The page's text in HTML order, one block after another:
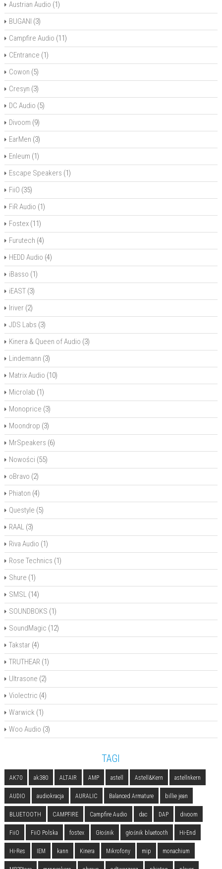
Austrian Audio (1)
BUGANI (3)
Campfire Audio (11)
CEntrance (1)
Cowon (5)
Cresyn (3)
DC Audio (5)
Divoom (9)
EarMen (3)
Enleum (1)
Escape Speakers (1)
FiiO (35)
FiR Audio (1)
Fostex(11)
Furutech (4)
HEDD Audio (4)
iBasso (1)
iEAST(3)
Iriver (2)
JDS Labs (3)
Kinera & Queen of Audio (3)
Lindemann (3)
Matrix Audio (10)
Microlab (1)
Monoprice (3)
Moondrop (3)
MrSpeakers (6)
Nowości (55)
oBravo (2)
Phiaton (4)
Questyle (5)
RAAL(3)
Riva Audio (1)
Rose Technics (1)
Shure (1)
SMSL(14)
SOUNDBOKS (1)
SoundMagic (12)
Takstar (4)
TRUTHEAR (1)
Ultrasone (2)
Violectric (4)
Warwick (1)
Woo Audio (3)
TAGI
AK70 ak380 ALTAIR AMP astell Astell&Kern astellnkern
AUDIO audiokracja AURALIC Balanced Armature billie jean
BLUETOOTH CAMPFIRE Campfire Audio dac DAP divoom
FiiO FiiO Polska fostex Głośnik głośnik bluetooth Hi-End
Hi-Res IEM kann Kinera Mikrofony mip monachium